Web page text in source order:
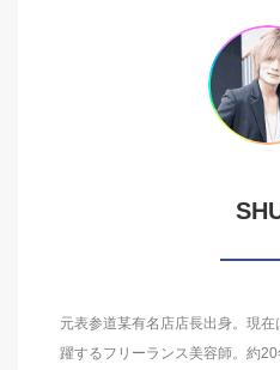
元表参道某有名店店長出身。現
躍するフリーランス美容師。約